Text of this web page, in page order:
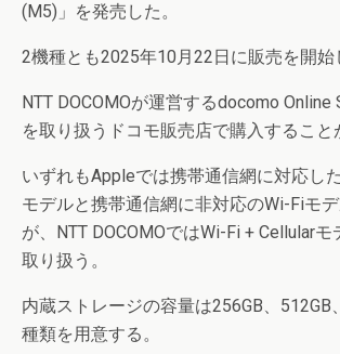
(M5)」を発売した。
2機種とも2025年10月22日に販売を開始
NTT DOCOMOが運営するdocomo Online
を取り扱うドコモ販売店で購入すること
いずれもAppleでは携帯通信網に対応し
モデルと携帯通信網に非対応のWi-Fiモ
が、NTT DOCOMOではWi-Fi + Cellular
取り扱う。
内蔵ストレージの容量は256GB、512GB
種類を用意する。